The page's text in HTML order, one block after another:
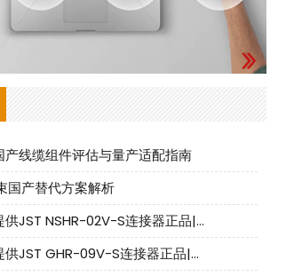
线缆组件评估与量产适配指南
国产替代方案解析
JST连接器-提供JST NSHR-02V-S连接器正品|替代品
JST连接器-提供JST GHR-09V-S连接器正品|替代品